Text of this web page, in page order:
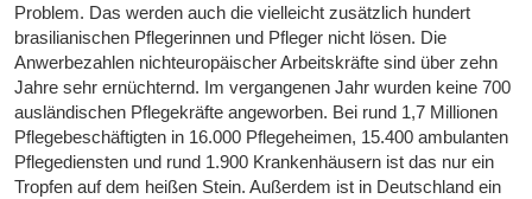
Problem. Das werden auch die vielleicht zusätzlich hundert
brasilianischen Pflegerinnen und Pfleger nicht lösen. Die
Anwerbezahlen nichteuropäischer Arbeitskräfte sind über zehn
Jahre sehr ernüchternd. Im vergangenen Jahr wurden keine 700
ausländischen Pflegekräfte angeworben. Bei rund 1,7 Millionen
Pflegebeschäftigten in 16.000 Pflegeheimen, 15.400 ambulanten
Pflegediensten und rund 1.900 Krankenhäusern ist das nur ein
Tropfen auf dem heißen Stein. Außerdem ist in Deutschland ein